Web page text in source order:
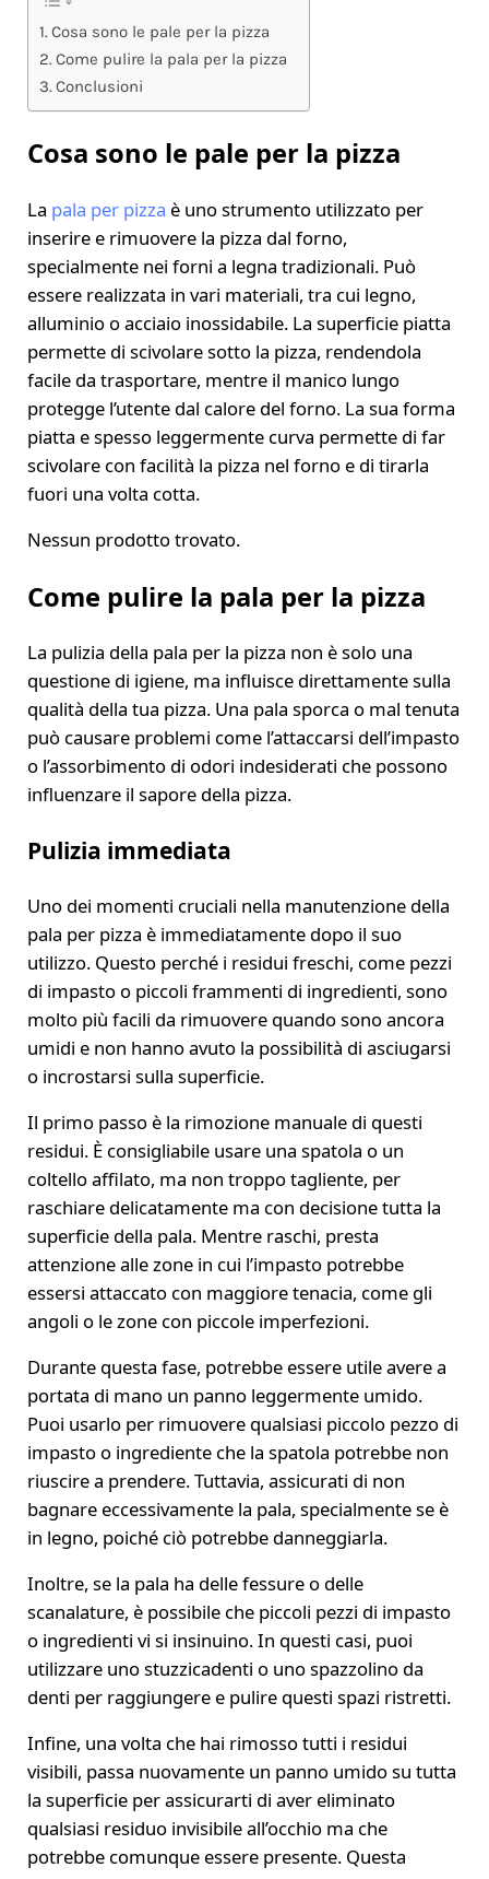
Cosa sono le pale per la pizza
Come pulire la pala per la pizza
Conclusioni
Cosa sono le pale per la pizza
La pala per pizza è uno strumento utilizzato per
inserire e rimuovere la pizza dal forno,
specialmente nei forni a legna tradizionali. Può
essere realizzata in vari materiali, tra cui legno,
alluminio o acciaio inossidabile. La superficie piatta
permette di scivolare sotto la pizza, rendendola
facile da trasportare, mentre il manico lungo
protegge l’utente dal calore del forno. La sua forma
piatta e spesso leggermente curva permette di far
scivolare con facilità la pizza nel forno e di tirarla
fuori una volta cotta.
Nessun prodotto trovato.
Come pulire la pala per la pizza
La pulizia della pala per la pizza non è solo una
questione di igiene, ma influisce direttamente sulla
qualità della tua pizza. Una pala sporca o mal tenuta
può causare problemi come l’attaccarsi dell’impasto
o l’assorbimento di odori indesiderati che possono
influenzare il sapore della pizza.
Pulizia immediata
Uno dei momenti cruciali nella manutenzione della
pala per pizza è immediatamente dopo il suo
utilizzo. Questo perché i residui freschi, come pezzi
di impasto o piccoli frammenti di ingredienti, sono
molto più facili da rimuovere quando sono ancora
umidi e non hanno avuto la possibilità di asciugarsi
o incrostarsi sulla superficie.
Il primo passo è la rimozione manuale di questi
residui. È consigliabile usare una spatola o un
coltello affilato, ma non troppo tagliente, per
raschiare delicatamente ma con decisione tutta la
superficie della pala. Mentre raschi, presta
attenzione alle zone in cui l’impasto potrebbe
essersi attaccato con maggiore tenacia, come gli
angoli o le zone con piccole imperfezioni.
Durante questa fase, potrebbe essere utile avere a
portata di mano un panno leggermente umido.
Puoi usarlo per rimuovere qualsiasi piccolo pezzo di
impasto o ingrediente che la spatola potrebbe non
riuscire a prendere. Tuttavia, assicurati di non
bagnare eccessivamente la pala, specialmente se è
in legno, poiché ciò potrebbe danneggiarla.
Inoltre, se la pala ha delle fessure o delle
scanalature, è possibile che piccoli pezzi di impasto
o ingredienti vi si insinuino. In questi casi, puoi
utilizzare uno stuzzicadenti o uno spazzolino da
denti per raggiungere e pulire questi spazi ristretti.
Infine, una volta che hai rimosso tutti i residui
visibili, passa nuovamente un panno umido su tutta
la superficie per assicurarti di aver eliminato
qualsiasi residuo invisibile all’occhio ma che
potrebbe comunque essere presente. Questa